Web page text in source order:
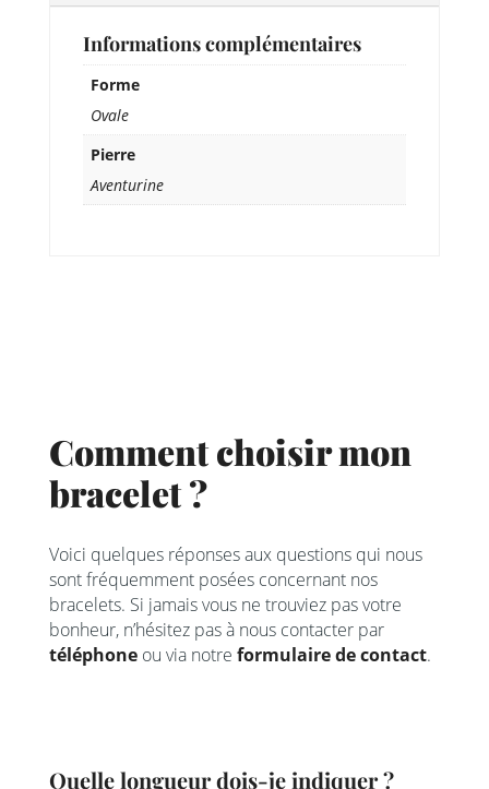
Informations complémentaires
Forme
Ovale
Pierre
Aventurine
Comment choisir mon
bracelet ?
Voici quelques réponses aux questions qui nous
sont fréquemment posées concernant nos
bracelets. Si jamais vous ne trouviez pas votre
bonheur, n’hésitez pas à nous contacter par
téléphoneou via notre formulaire de contact.
Quelle longueur dois-je indiquer ?